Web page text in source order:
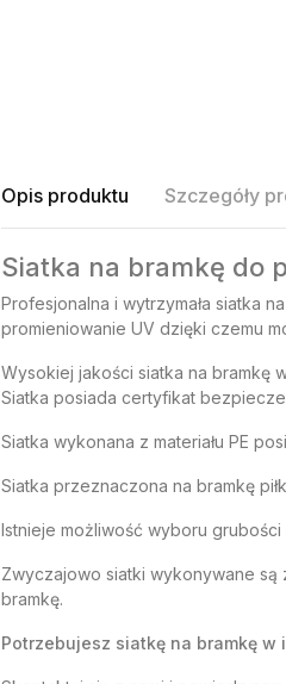
Opis produktu Szczegóły
Siatka na bramkę do
Profesjonalna i wytrzymała siatka
promieniowanie UV dzięki czemu
Wysokiej jakości siatka na bramkę
Siatka posiada certyfikat
Siatka wykonana z materiału PE
Siatka przeznaczona na bramkę
Istnieje możliwość wyboru
Zwyczajowo siatki wykonywane są
bramkę.
Potrzebujesz siatkę na bramkę w